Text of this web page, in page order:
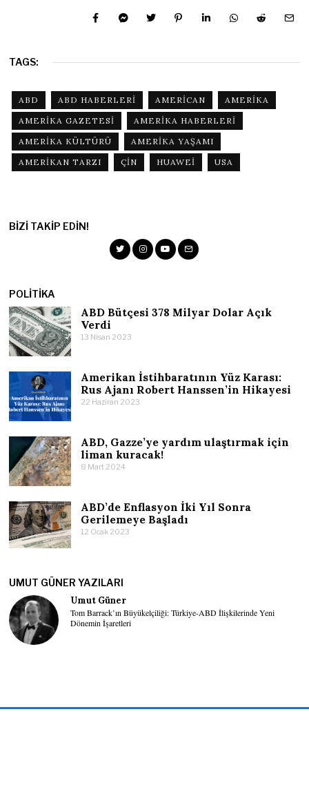
TAGS:
ABD ABD HABERLERI AMERICAN
AMERIKA
AMERIKA GAZETESI
AMERIKA HABERLERI
AMERIKA KÜLTÜRÜ
AMERIKA YAŞAMI
AMERIKAN TARZI
ÇIN HUAWEI USA
BIZI TAKIP EDIN!
POLITIKA
ABD Bütçesi 378 Milyar Dolar Açık
Verdi
13 Nisan 2023
Amerikan İstihbaratının Yüz Karası:
Rus Ajanı Robert Hanssen’in Hikayesi
22 Haziran 2023
ABD, Gazze’ye yardım ulaştırmak için
liman kuracak!
8 Mart 2024
ABD’de Enflasyon İki Yıl Sonra
Gerilemeye Başladı
12 Ocak 2023
UMUT GÜNER YAZILARI
Umut Güner
Tom Barrack’ın Büyükelçiliği: Türkiye-ABD İlişkilerinde Yeni
Dönemin İşaretleri